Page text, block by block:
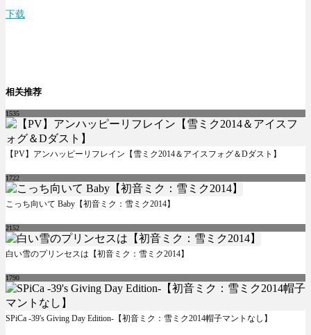
下载
相关推荐
1535
【PV】アンハッピーリフレイン【雪ミク2014＆アイスフォグ＆Dダスト】
1722
こっち向いて Baby【初音ミク：雪ミク2014】
2152
白い雪のプリンセスは【初音ミク：雪ミク2014】
1790
SPiCa -39's Giving Day Edition-【初音ミク：雪ミク2014帽子マントなし】